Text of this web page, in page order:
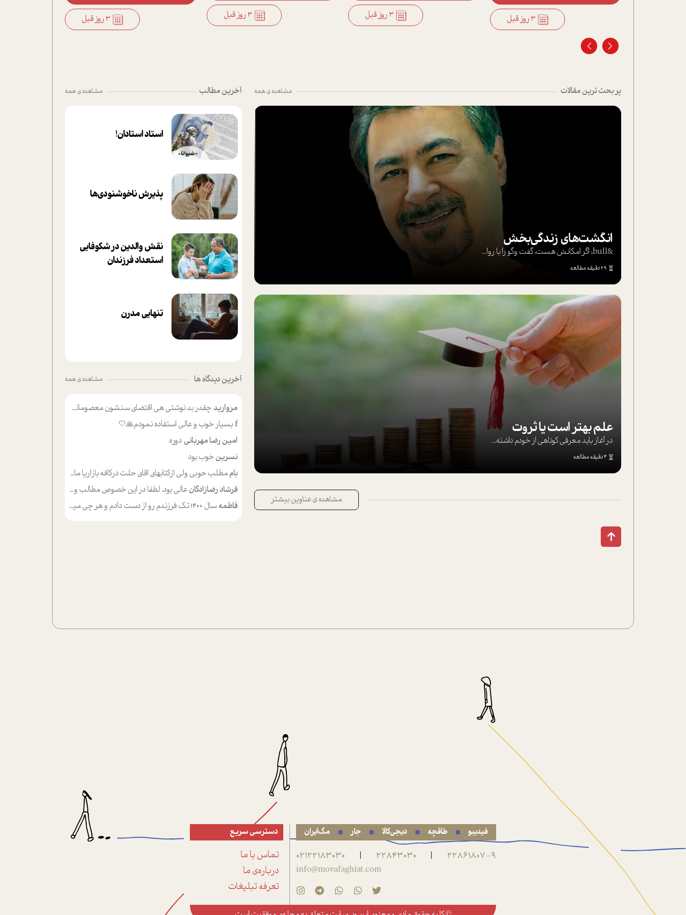
3 روز قبل 3 روز قبل 3 روز قبل 3 روز قبل
پر بحث ترین مقالات مشاهده ی همه
انگشت‌های‌ زندگی‌بخش
&bull; اگر امکانش هست، گفت وگو را با روا...
29 دقیقه مطالعه
علم بهتر است یا ثروت
در آغاز باید معرفی کوتاهی از خودم داشته...
4 دقیقه مطالعه
مشاهده ی عناوین بیشتر
آخرین مطالب مشاهده ی همه
استاد استادان!
پذیرش ناخوشنودی‌ها
نقش والدین در شکوفا‌یی
ا‌ستعداد فرزندان‌
تنهایی مدرن
آخرین دیدگاه ها مشاهده ی همه
مرواریدچقدر بد نوشتی هی اقتضای سنشون معصومانه این اون خلی؟نکنه تا چهل سالگی پوشکت میکردن و شیر میخوردی که به اینا میگی کودک
fبسیار خوب و عالی استفاده نمودم🙏🤍
امین رضا مهربانی دوره
نسرینخوب بود
باممطلب حوبی ولی ازکتابهای اقای حلت درکافه بازاریا مایکت میزاشتن رایگان خوب بود ولی هرکدام خلاصه شده ش تومجله از طریق سایت هم خوبه اینکه درزیر اخرصفحه گذاشته شده خب ادم خبره میره نصب میکنه میخونه ولی هرکسی گوشیش ظرفیتش نداره باتشکر
فرشاد رضازادگانعالی بود. لطفا در این خصوص مطالب و مثال های بیشتر ی ارایه دهید
فاطمهسال ۱۴۰۰ تک فرزندم رو از دست دادم و هر چی میگذره حالم بدتر میشه و دلتنگتر تنایی رو ترجیح دادم و معاشرت برام سخت شده
فیدیبو طاقچه دیجی‌کالا جار مگ‌ایران
22861807-9
|
22843030
|
02122183030
info@movafaghiat.com
دسترسی سریع
تماس با ما
درباره‌ی ما
تعرفه تبلیغات